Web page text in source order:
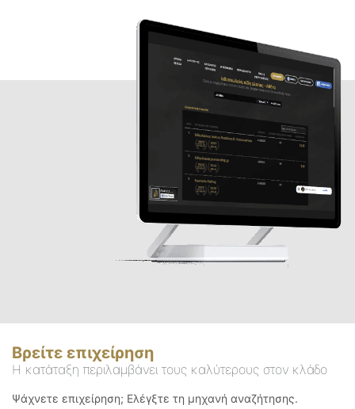
Βρείτε επιχείρηση
Η κατάταξη περιλαμβάνει τους καλύτερους στον κλάδο
Ψάχνετε επιχείρηση; Ελέγξτε τη μηχανή αναζήτησης.